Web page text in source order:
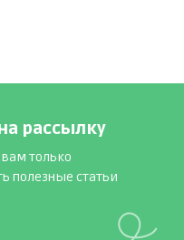
рассылку
только
полезные статьи